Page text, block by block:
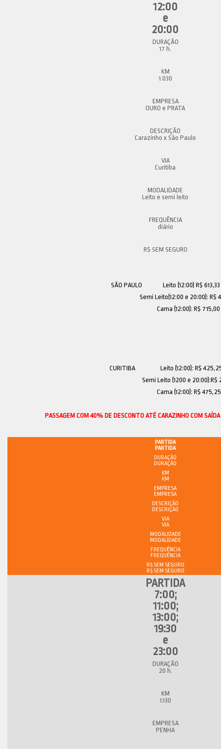
12:00
e
20:00
17 h.
1.030
OURO e PRATA
Carazinho x São Paulo
Curitiba
Leito e semi leito
diário
SÃO PAULO Leito (12:00) R$ 613,33
Semi Leito(12:00 e 20:00): R$
Cama (12:00): R$ 715,00
CURITIBALeito (12:00): R$
Semi Leito (1200 e 20:00):R$
Cama (12:00): R$ 475,25
PASSAGEM COM 40% DE DESCONTO ATÉ CARAZINHO COM
PARTIDA
DURAÇÃO
KM
EMPRESA
DESCRIÇÃO
VIA
MODALIDADE
FREQUÊNCIA
R$ SEM SEGURO
7:00;
11:00;
13:00;
19:30
e
23:00
20 h.
1.130
PENHA